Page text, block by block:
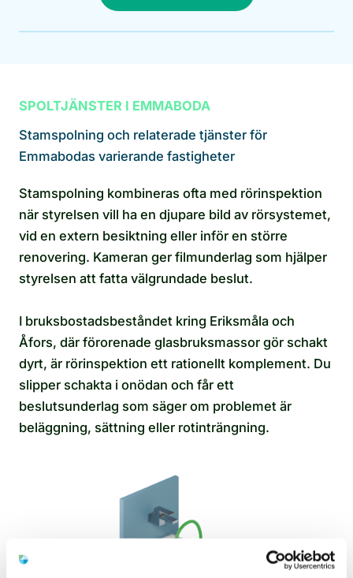
SPOLTJÄNSTER I EMMABODA
Stamspolning och relaterade tjänster för
Emmabodas varierande fastigheter
Stamspolning kombineras ofta med rörinspektion
när styrelsen vill ha en djupare bild av rörsystemet,
vid en extern besiktning eller inför en större
renovering. Kameran ger filmunderlag som hjälper
styrelsen att fatta välgrundade beslut.
I bruksbostadsbeståndet kring Eriksmåla och
Åfors, där förorenade glasbruksmassor gör schakt
dyrt, är rörinspektion ett rationellt komplement. Du
slipper schakta i onödan och får ett
beslutsunderlag som säger om problemet är
beläggning, sättning eller rotinträngning.